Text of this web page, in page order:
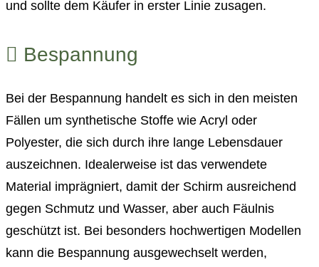
und sollte dem Käufer in erster Linie zusagen.
Bespannung
Bei der Bespannung handelt es sich in den meisten
Fällen um synthetische Stoffe wie Acryl oder
Polyester, die sich durch ihre lange Lebensdauer
auszeichnen. Idealerweise ist das verwendete
Material imprägniert, damit der Schirm ausreichend
gegen Schmutz und Wasser, aber auch Fäulnis
geschützt ist. Bei besonders hochwertigen Modellen
kann die Bespannung ausgewechselt werden,